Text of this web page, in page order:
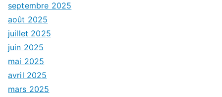
septembre 2025
août 2025
juillet 2025
juin 2025
mai 2025
avril 2025
mars 2025